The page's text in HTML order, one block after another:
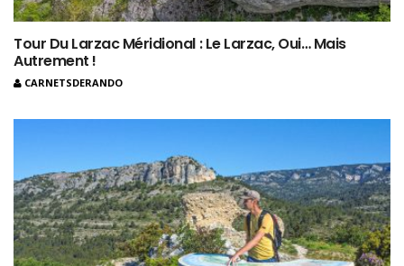
Tour Du Larzac Méridional : Le Larzac, Oui… Mais
Autrement !
CARNETSDERANDO